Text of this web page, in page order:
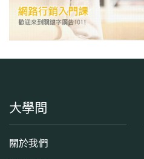
大學問
關於我們